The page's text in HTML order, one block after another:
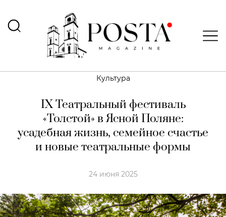
Культура
IX Театральный фестиваль
«Толстой» в Ясной Поляне:
усадебная жизнь, семейное счастье
и новые театральные формы
24 июня 2025